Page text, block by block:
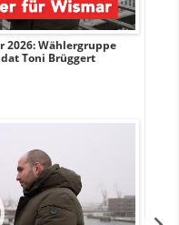
Wählergruppe
Toni Brüggert